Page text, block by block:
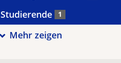
Studierende 1
Mehr zeigen